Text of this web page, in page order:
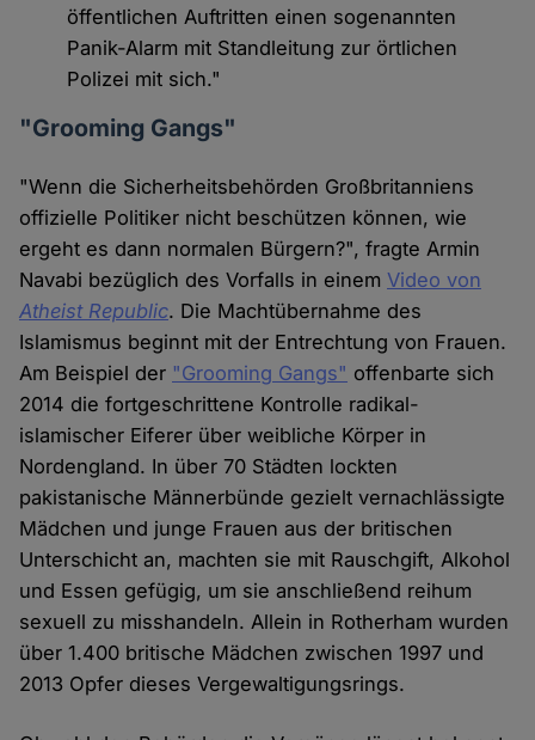
öffentlichen Auftritten einen sogenannten
Panik-Alarm mit Standleitung zur örtlichen
Polizei mit sich."
"Grooming Gangs"
"Wenn die Sicherheitsbehörden Großbritanniens
offizielle Politiker nicht beschützen können, wie
ergeht es dann normalen Bürgern?", fragte Armin
Navabi bezüglich des Vorfalls in einemVideo von
Atheist Republic. Die Machtübernahme des
Islamismus beginnt mit der Entrechtung von Frauen.
Am Beispiel der "Grooming Gangs" offenbarte sich
2014 die fortgeschrittene Kontrolle radikal-
islamischer Eiferer über weibliche Körper in
Nordengland. In über 70 Städten lockten
pakistanische Männerbünde gezielt vernachlässigte
Mädchen und junge Frauen aus der britischen
Unterschicht an, machten sie mit Rauschgift, Alkohol
und Essen gefügig, um sie anschließend reihum
sexuell zu misshandeln. Allein in Rotherham wurden
über 1.400 britische Mädchen zwischen 1997 und
2013 Opfer dieses Vergewaltigungsrings.